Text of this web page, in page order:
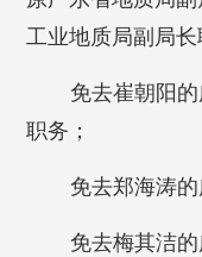
工业地质局副局长
免去崔朝阳
职务；
免去郑海涛
免去梅其洁